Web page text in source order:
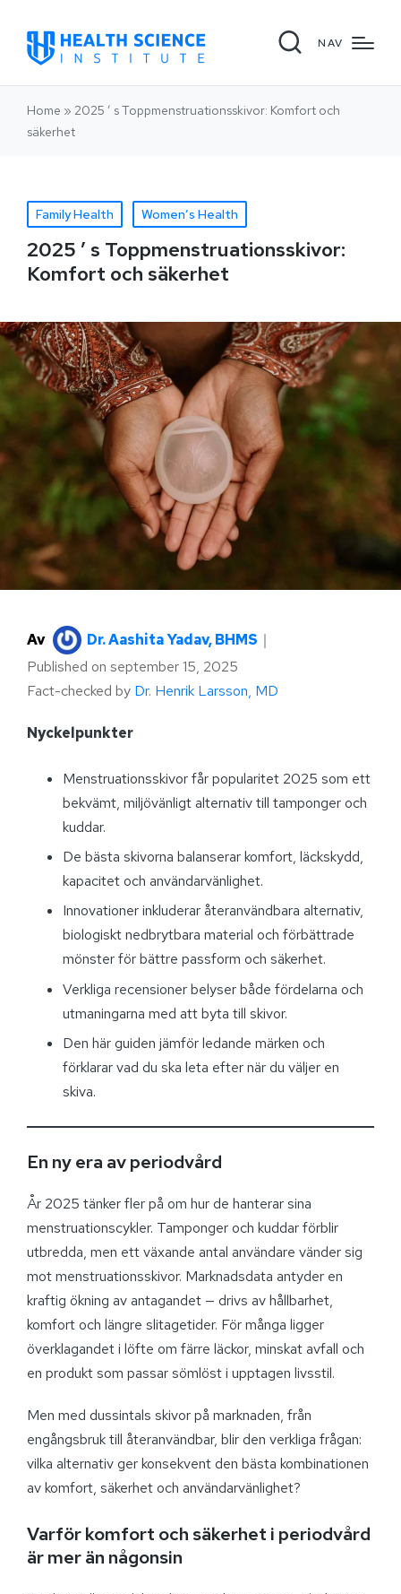
NAV
Home » 2025 ’ s Toppmenstruationsskivor: Komfort och
säkerhet
Family Health Women’s Health
2025 ’ s Toppmenstruationsskivor:
Komfort och säkerhet
Av Dr. Aashita Yadav, BHMS ｜
Published on september 15, 2025
Fact-checked by Dr. Henrik Larsson, MD
Nyckelpunkter
Menstruationsskivor får popularitet 2025 som ett
bekvämt, miljövänligt alternativ till tamponger och
kuddar.
De bästa skivorna balanserar komfort, läckskydd,
kapacitet och användarvänlighet.
Innovationer inkluderar återanvändbara alternativ,
biologiskt nedbrytbara material och förbättrade
mönster för bättre passform och säkerhet.
Verkliga recensioner belyser både fördelarna och
utmaningarna med att byta till skivor.
Den här guiden jämför ledande märken och
förklarar vad du ska leta efter när du väljer en
skiva.
En ny era av periodvård
År 2025 tänker fler på om hur de hanterar sina
menstruationscykler. Tamponger och kuddar förblir
utbredda, men ett växande antal användare vänder sig
mot menstruationsskivor. Marknadsdata antyder en
kraftig ökning av antagandet — drivs av hållbarhet,
komfort och längre slitagetider. För många ligger
överklagandet i löfte om färre läckor, minskat avfall och
en produkt som passar sömlöst i upptagen livsstil.
Men med dussintals skivor på marknaden, från
engångsbruk till återanvändbar, blir den verkliga frågan:
vilka alternativ ger konsekvent den bästa kombinationen
av komfort, säkerhet och användarvänlighet?
Varför komfort och säkerhet i periodvård
är mer än någonsin